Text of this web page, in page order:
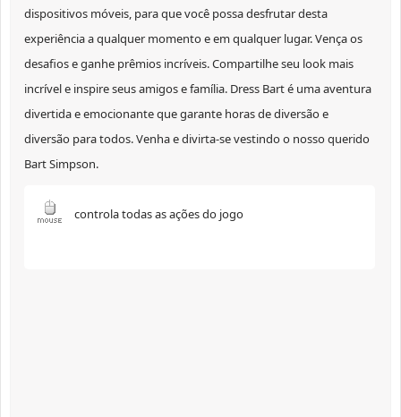
dispositivos móveis, para que você possa desfrutar desta
experiência a qualquer momento e em qualquer lugar. Vença os
desafios e ganhe prêmios incríveis. Compartilhe seu look mais
incrível e inspire seus amigos e família. Dress Bart é uma aventura
divertida e emocionante que garante horas de diversão e
diversão para todos. Venha e divirta-se vestindo o nosso querido
Bart Simpson.
controla todas as ações do jogo